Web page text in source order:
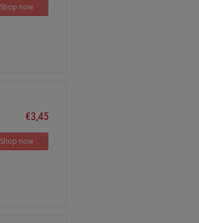
Shop now
€3,45
Shop now